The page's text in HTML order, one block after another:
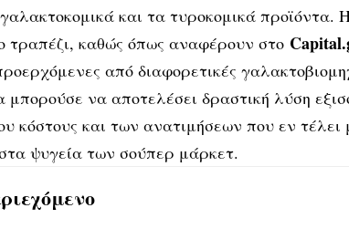
και τα τυροκομικά προϊόντα.
τραπέζι, καθώς όπως αναφέρουν στο
από διαφορετικές
μπορούσε να αποτελέσει δραστική λύση
κόστους και των ανατιμήσεων που εν τέλει
ψυγεία των σούπερ μάρκετ.